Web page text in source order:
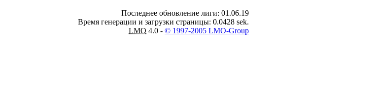
Последнее обновление лиги: 01.06.19
Время генерации и загрузки страницы: 0.0428 sek.
LMO 4.0 - © 1997-2005 LMO-Group